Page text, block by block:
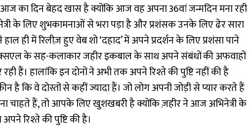
आज का दिन बेहद खास है क्योंकि आज वह अपना 36वां जन्मदिन मना रही
के लिए शुभकामनाओं से भरा पड़ा है और प्रशंसक उनके लिए ढेर सारा
ही में रिलीज़ हुए वेब शो ‘दहाद’ में अपने प्रदर्शन के लिए प्रशंसा पाने
के सह-कलाकार जहीर इकबाल के साथ अपने संबंधों की अफवाहों
हैं। हालांकि इन दोनों ने अभी तक अपने रिश्ते की पुष्टि नहीं की है
है कि वे दोस्तों से कहीं ज्यादा हैं। जो लोग अपनी जोड़ी से प्यार करते हैं
चाहते हैं, तो आपके लिए खुशखबरी है क्योंकि ज़हीर ने आज अभिनेत्री के
रिश्ते की पुष्टि की है।